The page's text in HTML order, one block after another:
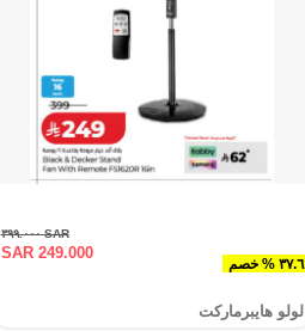
٣٧.٦ % خصم
SAR ٣٩٩.٠٠٠
SAR 249.000
لولو هايبرماركت